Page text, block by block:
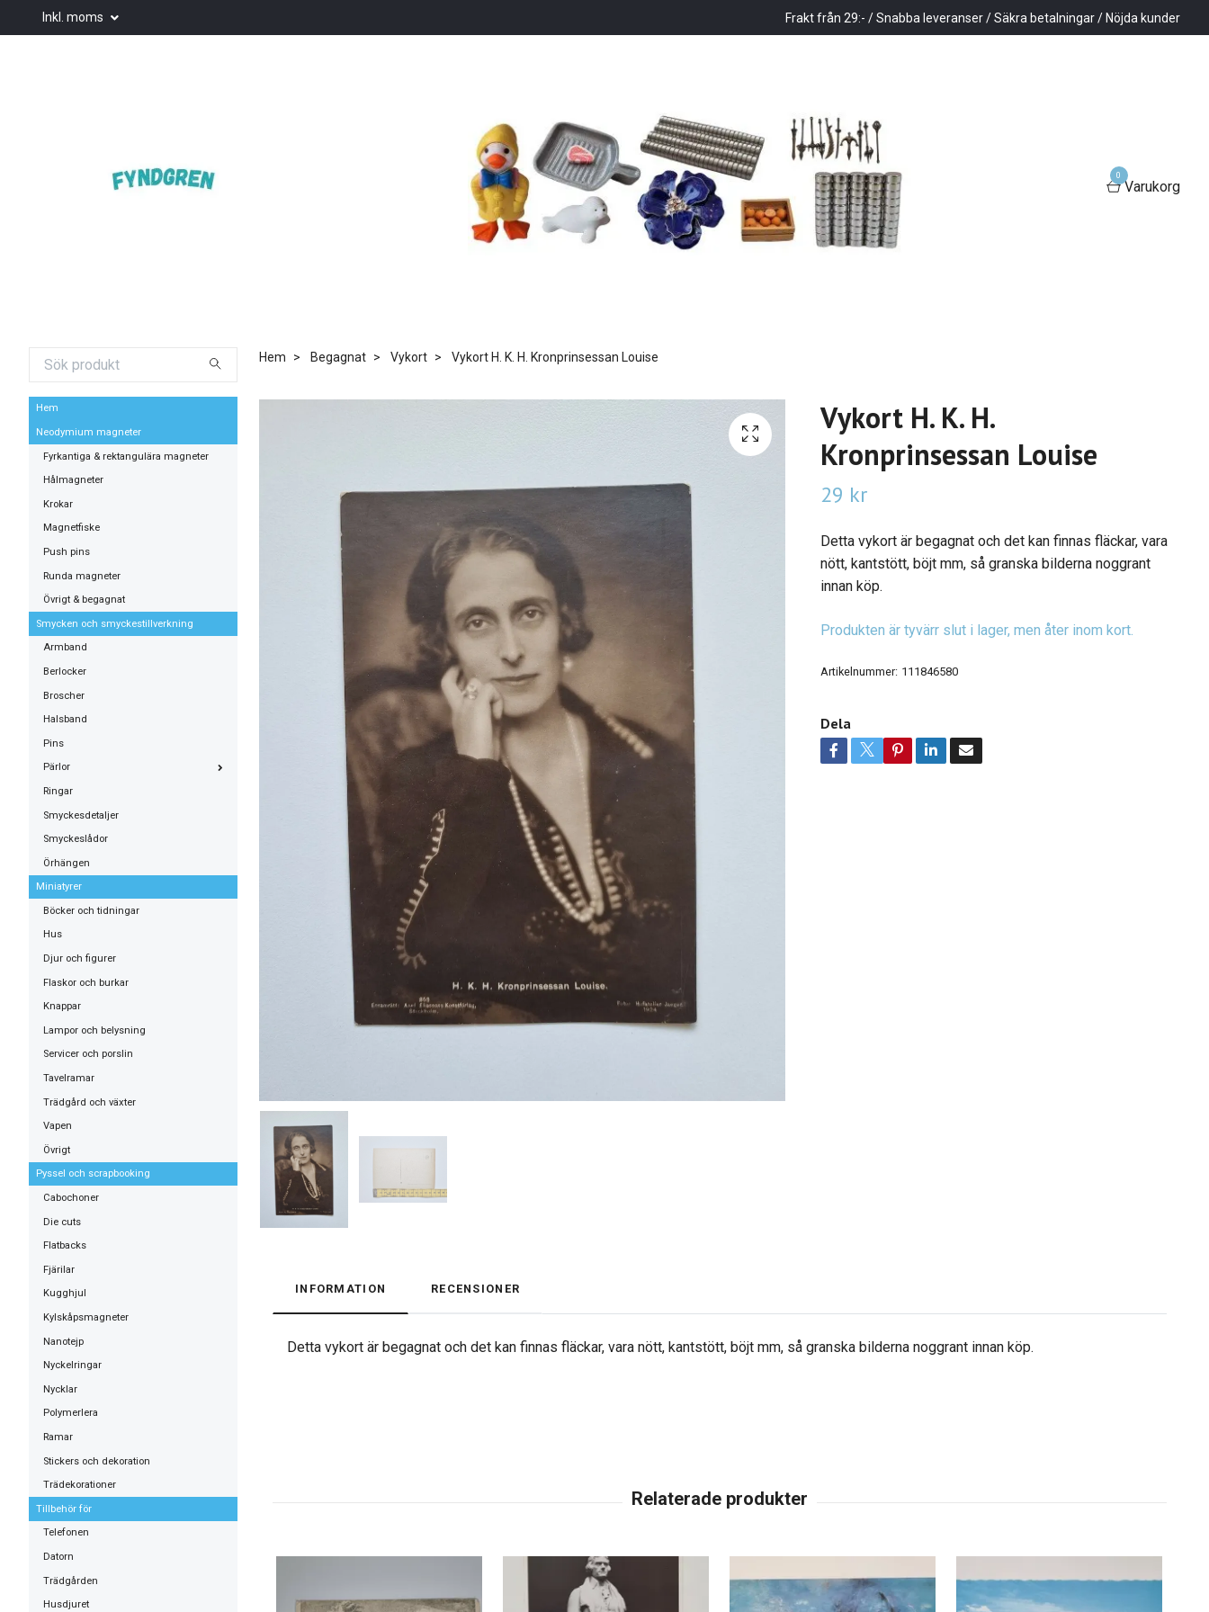
Inkl. moms Frakt från 29:- / Snabba leveranser / Säkra betalningar / Nöjda kunder
0
Varukorg
Hem
Neodymium magneter
Fyrkantiga & rektangulära magneter
Hålmagneter
Krokar
Magnetfiske
Push pins
Runda magneter
Övrigt & begagnat
Smycken och smyckestillverkning
Armband
Berlocker
Broscher
Halsband
Pins
Pärlor
Ringar
Smyckesdetaljer
Smyckeslådor
Örhängen
Miniatyrer
Böcker och tidningar
Hus
Djur och figurer
Flaskor och burkar
Knappar
Lampor och belysning
Servicer och porslin
Tavelramar
Trädgård och växter
Vapen
Övrigt
Pyssel och scrapbooking
Cabochoner
Die cuts
Flatbacks
Fjärilar
Kugghjul
Kylskåpsmagneter
Nanotejp
Nyckelringar
Nycklar
Polymerlera
Ramar
Stickers och dekoration
Trädekorationer
Tillbehör för
Telefonen
Datorn
Trädgården
Husdjuret
Hem Begagnat Vykort Vykort H. K. H. Kronprinsessan Louise
Vykort H. K. H.
Kronprinsessan Louise
29 kr
Detta vykort är begagnat och det kan finnas fläckar, vara
nött, kantstött, böjt mm, så granska bilderna noggrant
innan köp.
Produkten är tyvärr slut i lager, men åter inom kort.
Artikelnummer: 111846580
Dela
INFORMATION RECENSIONER
Detta vykort är begagnat och det kan finnas fläckar, vara nött, kantstött, böjt mm, så granska bilderna noggrant innan köp.